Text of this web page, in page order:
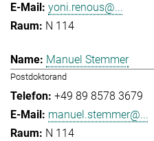
yoni.renous@...
N 114
Manuel Stemmer
Postdoktorand
+49 89 8578 3679
manuel.stemmer@...
N 114